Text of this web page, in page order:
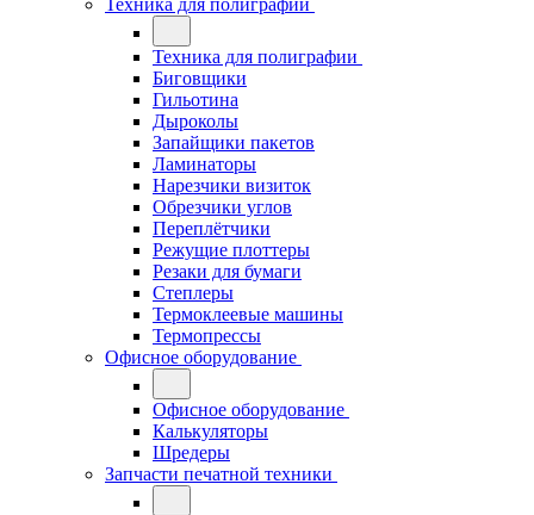
Техника для полиграфии
Техника для полиграфии
Биговщики
Гильотина
Дыроколы
Запайщики пакетов
Ламинаторы
Нарезчики визиток
Обрезчики углов
Переплётчики
Режущие плоттеры
Резаки для бумаги
Степлеры
Термоклеевые машины
Термопрессы
Офисное оборудование
Офисное оборудование
Калькуляторы
Шредеры
Запчасти печатной техники